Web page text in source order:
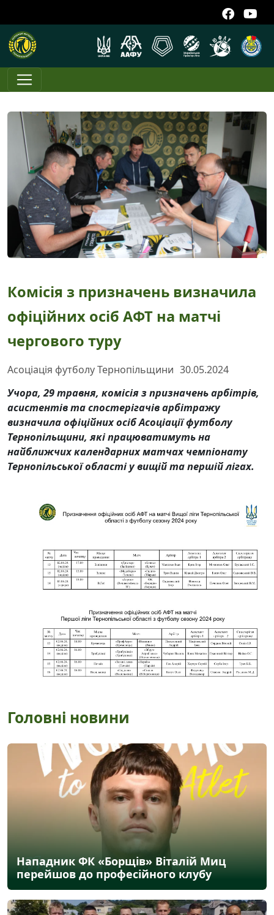
Комісія з призначень визначила
офіційних осіб АФТ на матчі
чергового туру
Асоціація футболу Тернопільщини 30.05.2024
Учора, 29 травня, комісія з призначень арбітрів,
асистентів та спостерігачів арбітражу
визначила офіційних осіб Асоціації футболу
Тернопільщини, які працюватимуть на
найближчих календарних матчах чемпіонату
Тернопільської області у вищій та першій лігах.
Головні новини
Нападник ФК «Борщів» Віталій Миц
перейшов до професійного клубу